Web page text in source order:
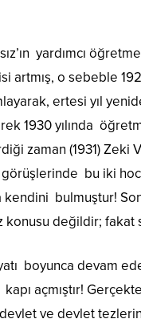
yardımcı
artmış, o sebeble
ertesi yıl
1930 yılında
zaman (1931) Zeki
bu iki
kendini bulmuştur!
değildir; fakat
boyunca devam
kapı açmıştır!
ve devlet